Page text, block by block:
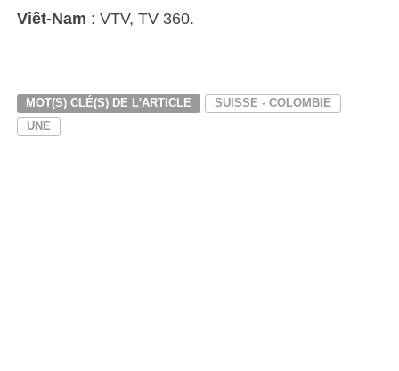
Viêt-Nam : VTV, TV 360.
MOT(S) CLÉ(S) DE L'ARTICLE
SUISSE - COLOMBIE
UNE